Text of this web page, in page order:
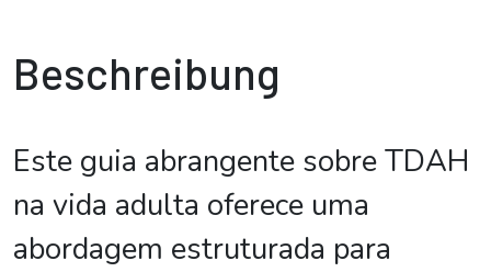
Beschreibung
Este guia abrangente sobre TDAH
na vida adulta oferece uma
abordagem estruturada para